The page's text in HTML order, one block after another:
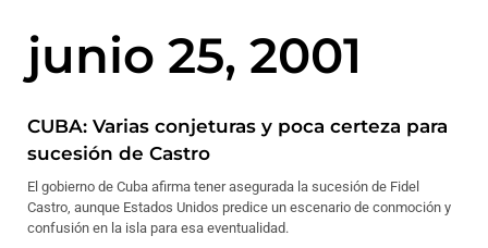
junio 25, 2001
CUBA: Varias conjeturas y poca certeza para
sucesión de Castro
El gobierno de Cuba afirma tener asegurada la sucesión de Fidel
Castro, aunque Estados Unidos predice un escenario de conmoción y
confusión en la isla para esa eventualidad.